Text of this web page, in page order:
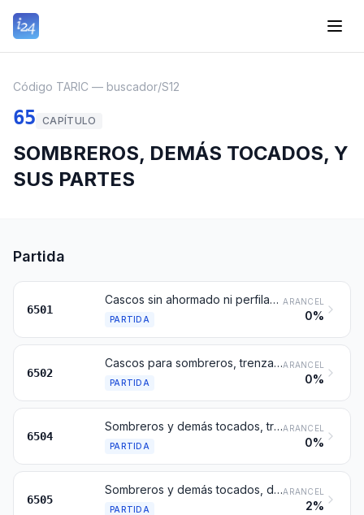
Código TARIC — buscador/S12
65 CAPÍTULO
SOMBREROS, DEMÁS TOCADOS, Y
SUS PARTES
Partida
6501
Cascos sin ahormado ni perfilado del ala, platos (discos) y cilindros, aunque estén cortados en el sentido de la altura, de fieltro, para sombreros
PARTIDA
ARANCEL
0%
6502
Cascos para sombreros, trenzados o fabricados por unión de tiras de cualquier materia, sin ahormado ni perfilado del ala y sin guarnecer
PARTIDA
ARANCEL
0%
6504
Sombreros y demás tocados, trenzados o fabricados por unión de tiras de cualquier materia, incluso guarnecidos
PARTIDA
ARANCEL
0%
6505
Sombreros y demás tocados, de punto o confeccionados con encaje, fieltro u otro producto textil, en pieza (pero no en tiras), incluso guarnecidos; redecillas para el cabello, de cualquier materia, incluso guarnecidas
PARTIDA
ARANCEL
2%